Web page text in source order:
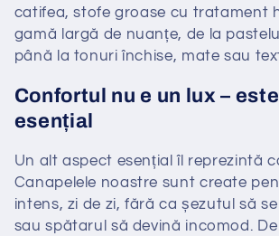
catifea, stofe groase cu tratament
gamă largă de nuanțe, de la
până la tonuri închise, mate sau
Confortul nu e un lux –
esențial
Un alt aspect esențial îl reprezintă
Canapelele noastre sunt create
intens, zi de zi, fără ca șezutul să
sau spătarul să devină incomod.